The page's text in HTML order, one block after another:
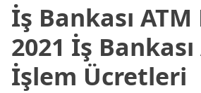
İş Bankası
2021 İş Bankası
İşlem Ücretleri